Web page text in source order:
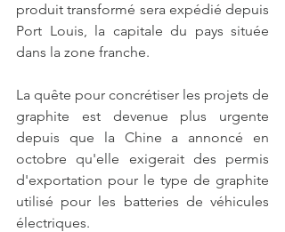
produit transformé sera expédié depuis
Port Louis, la capitale du pays située
dans la zone franche.
La quête pour concrétiser les projets de
graphite est devenue plus urgente
depuis que la Chine a annoncé en
octobre qu'elle exigerait des permis
d'exportation pour le type de graphite
utilisé pour les batteries de véhicules
électriques.